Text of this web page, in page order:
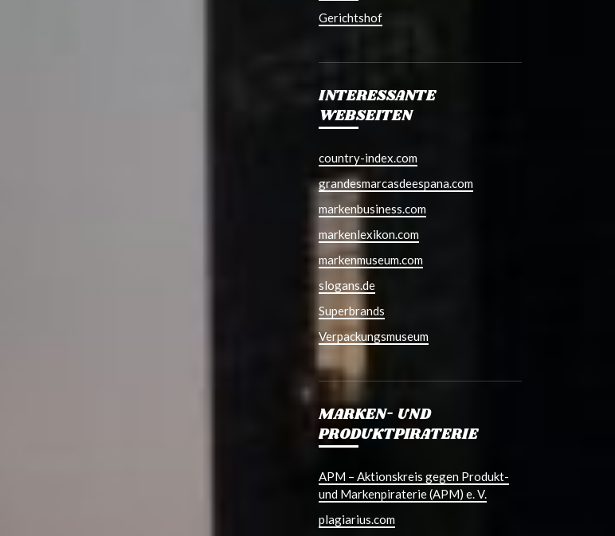
Gerichtshof
INTERESSANTE
WEBSEITEN
country-index.com
grandesmarcasdeespana.com
markenbusiness.com
markenlexikon.com
markenmuseum.com
slogans.de
Superbrands
Verpackungsmuseum
MARKEN- UND
PRODUKTPIRATERIE
APM – Aktionskreis gegen Produkt-
und Markenpiraterie (APM) e. V.
plagiarius.com